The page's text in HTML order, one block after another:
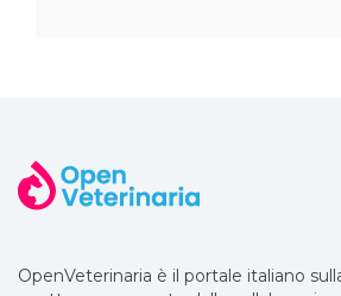
OpenVeterinaria è il portale italiano